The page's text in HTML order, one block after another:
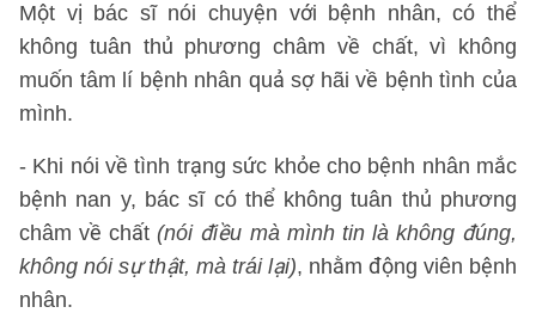
Một vị bác sĩ nói chuyện với bệnh nhân, có thể
không tuân thủ phương châm về chất, vì không
muốn tâm lí bệnh nhân quả sợ hãi về bệnh tình của
mình.
- Khi nói về tình trạng sức khỏe cho bệnh nhân mắc
bệnh nan y, bác sĩ có thể không tuân thủ phương
châm về chất(nói điều mà mình tin là không đúng,
không nói sự thật, mà trái lại), nhằm động viên bệnh
nhân.